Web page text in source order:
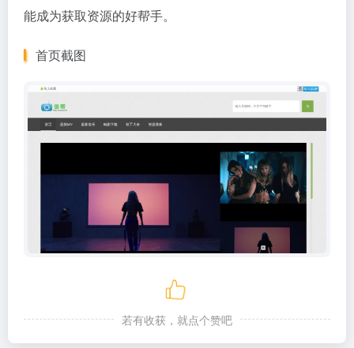
能成为获取资源的好帮手。
首页截图
若有收获，就点个赞吧